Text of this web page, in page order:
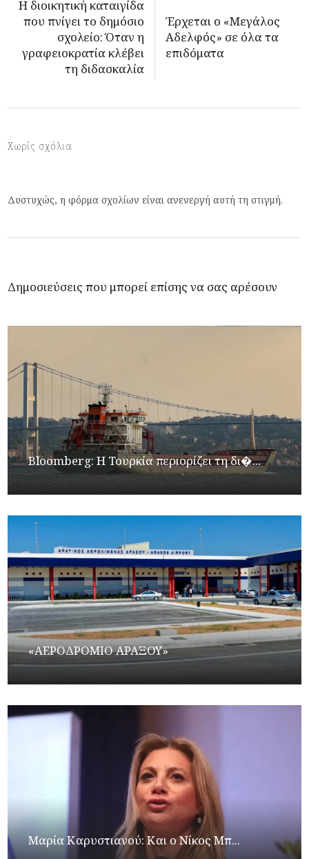
Η διοικητική καταιγίδα
που πνίγει το δημόσιο
σχολείο: Όταν η
γραφειοκρατία κλέβει
τη διδασκαλία
Έρχεται ο «Μεγάλος
Αδελφός» σε όλα τα
επιδόματα
Χωρίς σχόλια
Δυστυχώς, η φόρμα σχολίων είναι ανενεργή αυτή τη στιγμή.
Δημοσιεύσεις που μπορεί επίσης να σας αρέσουν
Bloomberg: Η Τουρκία περιορίζει τη δι�...
«ΑΕΡΟΔΡΟΜΙΟ ΑΡΑΞΟΥ»
Μαρία Καρυστιανού: Και ο Νίκος Μπ...